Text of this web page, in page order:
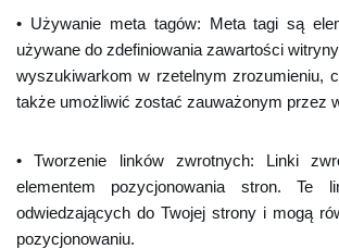
• Używanie meta tagów: Meta tagi są
używane do zdefiniowania zawartości
wyszukiwarkom w rzetelnym zrozumieniu,
także umożliwić zostać zauważonym przez
• Tworzenie linków zwrotnych: Linki
elementem pozycjonowania stron. Te
odwiedzających do Twojej strony i mogą
pozycjonowaniu.